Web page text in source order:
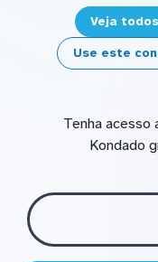
Veja
Use este
Tenha acesso
Kondado